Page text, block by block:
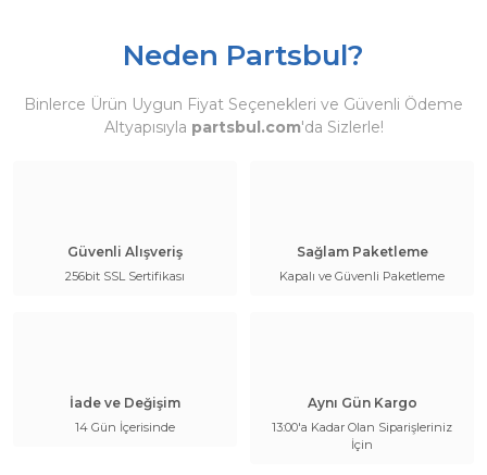
Neden Partsbul?
Binlerce Ürün Uygun Fiyat Seçenekleri ve Güvenli Ödeme
Altyapısıyla partsbul.com'da Sizlerle!
Güvenli Alışveriş
256bit SSL Sertifikası
Sağlam Paketleme
Kapalı ve Güvenli Paketleme
İade ve Değişim
14 Gün İçerisinde
Aynı Gün Kargo
13:00'a Kadar Olan Siparişleriniz
İçin